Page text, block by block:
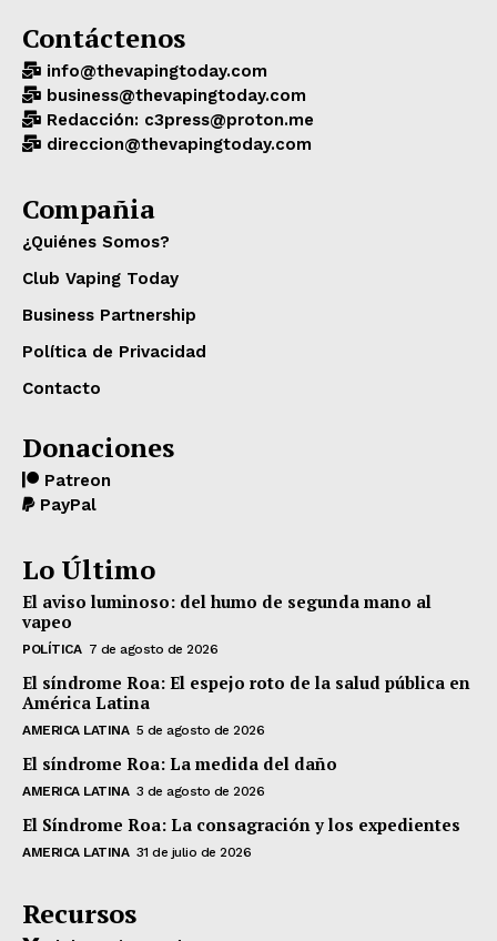
Contáctenos
info@thevapingtoday.com
business@thevapingtoday.com
Redacción: c3press@proton.me
direccion@thevapingtoday.com
Compañia
¿Quiénes Somos?
Club Vaping Today
Business Partnership
Política de Privacidad
Contacto
Donaciones
Patreon
PayPal
Lo Último
El aviso luminoso: del humo de segunda mano al
vapeo
POLÍTICA 7 de agosto de 2026
El síndrome Roa: El espejo roto de la salud pública en
América Latina
AMERICA LATINA 5 de agosto de 2026
El síndrome Roa: La medida del daño
AMERICA LATINA 3 de agosto de 2026
El Síndrome Roa: La consagración y los expedientes
AMERICA LATINA 31 de julio de 2026
Recursos